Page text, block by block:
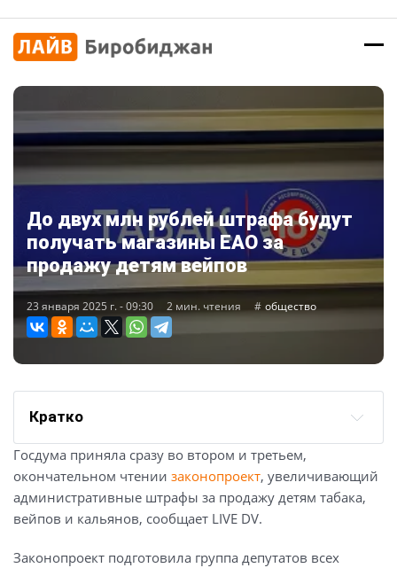
До двух млн рублей штрафа будут
получать магазины ЕАО за
продажу детям вейпов
23 января 2025 г. - 09:30 2 мин. чтения общество
Кратко
Госдума приняла сразу во втором и третьем,
окончательном чтении законопроект, увеличивающий
административные штрафы за продажу детям табака,
вейпов и кальянов, сообщает LIVE DV.
Законопроект подготовила группа депутатов всех